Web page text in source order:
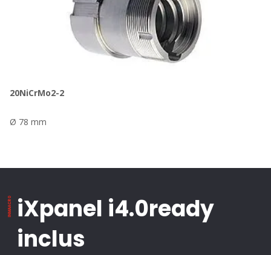
20NiCrMo2-2
Ø 78 mm
iXpanel i4.0ready
inclus